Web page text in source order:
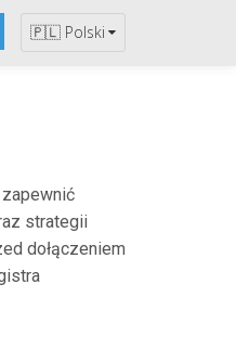
🇵🇱 Polski
strategii
dołączeniem